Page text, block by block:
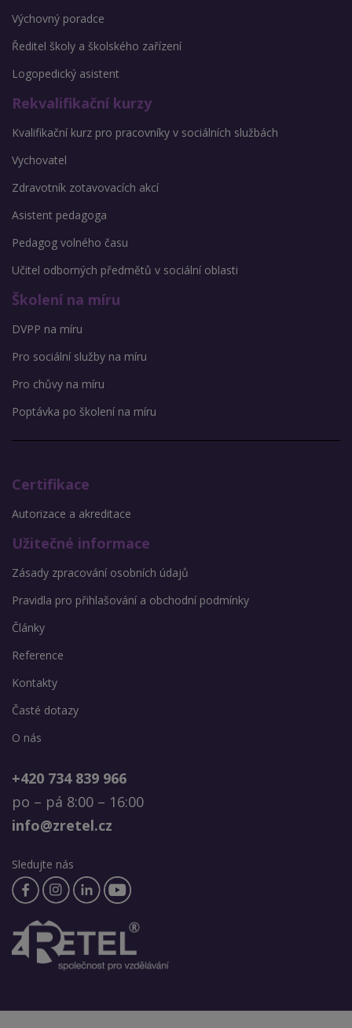
Výchovný poradce
Ředitel školy a školského zařízení
Logopedický asistent
Rekvalifikační kurzy
Kvalifikační kurz pro pracovníky v sociálních službách
Vychovatel
Zdravotník zotavovacích akcí
Asistent pedagoga
Pedagog volného času
Učitel odborných předmětů v sociální oblasti
Školení na míru
DVPP na míru
Pro sociální služby na míru
Pro chůvy na míru
Poptávka po školení na míru
Certifikace
Autorizace a akreditace
Užitečné informace
Zásady zpracování osobních údajů
Pravidla pro přihlašování a obchodní podmínky
Články
Reference
Kontakty
Časté dotazy
O nás
+420 734 839 966
po – pá 8:00 – 16:00
info@zretel.cz
Sledujte nás